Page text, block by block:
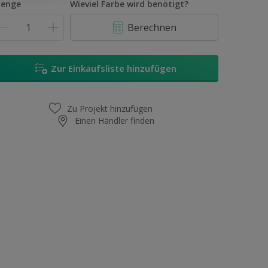
Wieviel Farbe wird benötigt?
Berechnen
Zur Einkaufsliste hinzufügen
Zu Projekt hinzufügen
Einen Händler finden